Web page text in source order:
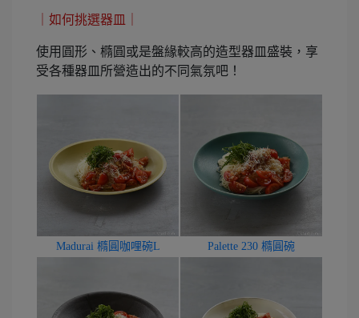
｜如何挑選器皿｜
使用圓形、橢圓或是盤緣較高的造型器皿盛裝，享
受各種器皿所營造出的不同氣氛吧！
Madurai 橢圓咖哩碗L Palette 230 橢圓碗